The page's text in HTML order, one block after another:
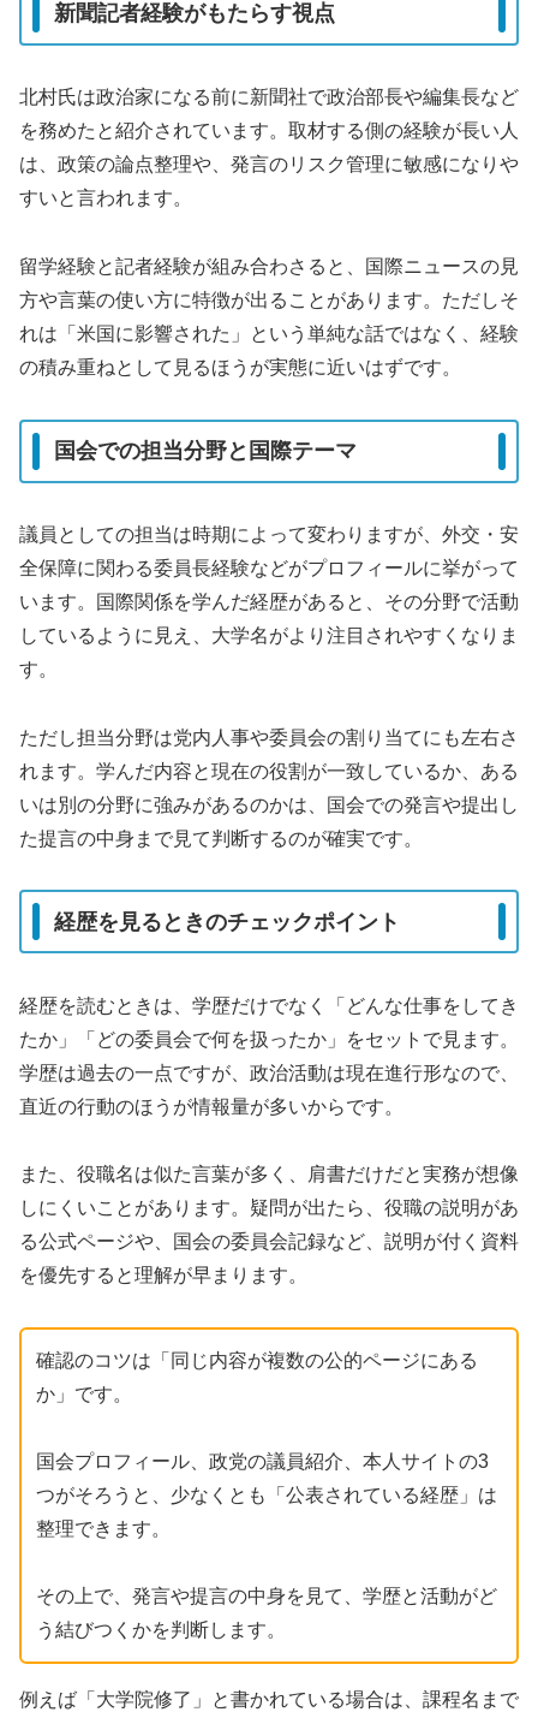
新聞記者経験がもたらす視点
北村氏は政治家になる前に新聞社で政治部長や編集長など
を務めたと紹介されています。取材する側の経験が長い人
は、政策の論点整理や、発言のリスク管理に敏感になりや
すいと言われます。
留学経験と記者経験が組み合わさると、国際ニュースの見
方や言葉の使い方に特徴が出ることがあります。ただしそ
れは「米国に影響された」という単純な話ではなく、経験
の積み重ねとして見るほうが実態に近いはずです。
国会での担当分野と国際テーマ
議員としての担当は時期によって変わりますが、外交・安
全保障に関わる委員長経験などがプロフィールに挙がって
います。国際関係を学んだ経歴があると、その分野で活動
しているように見え、大学名がより注目されやすくなりま
す。
ただし担当分野は党内人事や委員会の割り当てにも左右さ
れます。学んだ内容と現在の役割が一致しているか、ある
いは別の分野に強みがあるのかは、国会での発言や提出し
た提言の中身まで見て判断するのが確実です。
経歴を見るときのチェックポイント
経歴を読むときは、学歴だけでなく「どんな仕事をしてき
たか」「どの委員会で何を扱ったか」をセットで見ます。
学歴は過去の一点ですが、政治活動は現在進行形なので、
直近の行動のほうが情報量が多いからです。
また、役職名は似た言葉が多く、肩書だけだと実務が想像
しにくいことがあります。疑問が出たら、役職の説明があ
る公式ページや、国会の委員会記録など、説明が付く資料
を優先すると理解が早まります。
確認のコツは「同じ内容が複数の公的ページにある
か」です。
国会プロフィール、政党の議員紹介、本人サイトの3
つがそろうと、少なくとも「公表されている経歴」は
整理できます。
その上で、発言や提言の中身を見て、学歴と活動がど
う結びつくかを判断します。
例えば「大学院修了」と書かれている場合は、課程名まで